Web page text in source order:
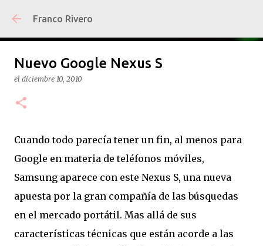
Franco Rivero
Nuevo Google Nexus S
el diciembre 10, 2010
Cuando todo parecía tener un fin, al menos para
Google en materia de teléfonos móviles,
Samsung aparece con este Nexus S, una nueva
apuesta por la gran compañía de las búsquedas
en el mercado portátil. Mas allá de sus
características técnicas que están acorde a las